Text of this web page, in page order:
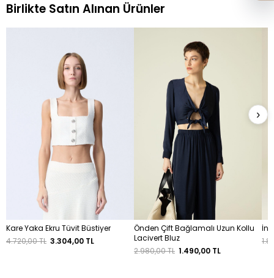
Birlikte Satın Alınan Ürünler
Kare Yaka Ekru Tüvit Büstiyer
4.720,00 TL 3.304,00 TL
Önden Çift Bağlamalı Uzun Kollu
Lacivert Bluz
2.980,00 TL 1.490,00 TL
›